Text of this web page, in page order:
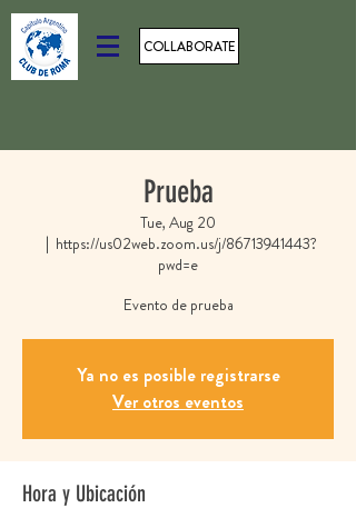
COLLABORATE
Prueba
Tue, Aug 20
  |
https://us02web.zoom.us/j/86713941443?
pwd=e
Evento de prueba
Ya no es posible registrarse
Ver otros eventos
Hora y Ubicación